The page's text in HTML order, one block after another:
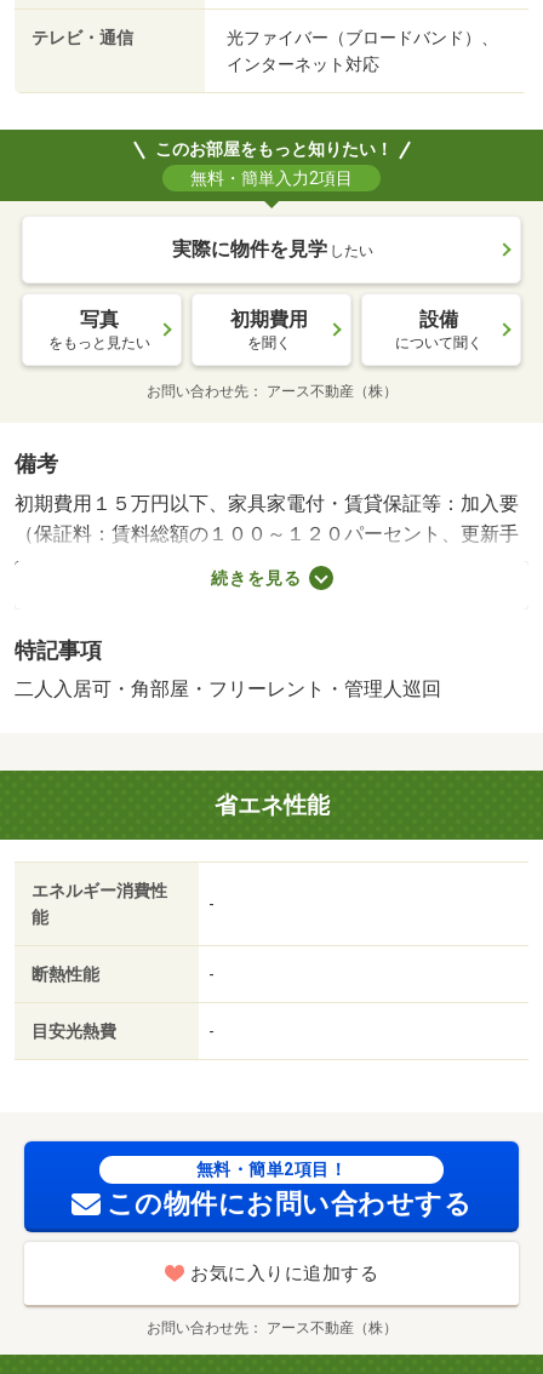
テレビ・通信
光ファイバー（ブロードバンド）、
インターネット対応
このお部屋をもっと知りたい！
無料・簡単入力2項目
実際に物件を見学 したい
写真
をもっと見たい
初期費用
を聞く
設備
について聞く
お問い合わせ先 アース不動産（株）
備考
初期費用１５万円以下、家具家電付・賃貸保証等：加入要
（保証料：賃料総額の１００～１２０パーセント、更新手
数料１００００円／年）・鍵交換代：あり１６，５００円
～・維持費等：環境維持費５５０円／月・フリーレントあ
翌月家賃・共益費・礼金無料キャンペーン実施中。別府市
富士見町のロフト付き１Ｋ物件です。浴室乾燥機が付いて
輪場：有（無料）/抗菌施工（任意） 18040円/入居者サポ
ートシステム/2年毎（任意） 18975円/クリーニング
費 52250円
続きを見る
特記事項
二人入居可・角部屋・フリーレント・管理人巡回
省エネ性能
エネルギー消費性
能
-
断熱性能 -
目安光熱費 -
無料・簡単2項目！
この物件にお問い合わせする
お気に入りに追加する
お問い合わせ先 アース不動産（株）